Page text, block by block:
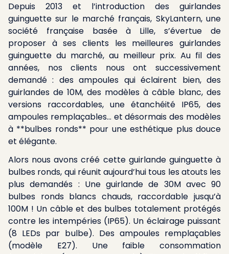
Depuis 2013 et l’introduction des guirlandes
guinguette sur le marché français, SkyLantern, une
société française basée à Lille, s’évertue de
proposer à ses clients les meilleures guirlandes
guinguette du marché, au meilleur prix. Au fil des
années, nos clients nous ont successivement
demandé : des ampoules qui éclairent bien, des
guirlandes de 10M, des modèles à câble blanc, des
versions raccordables, une étanchéité IP65, des
ampoules remplaçables… et désormais des modèles
à **bulbes ronds** pour une esthétique plus douce
et élégante.
Alors nous avons créé cette guirlande guinguette à
bulbes ronds, qui réunit aujourd’hui tous les atouts les
plus demandés : Une guirlande de 30M avec 90
bulbes ronds blancs chauds, raccordable jusqu’à
100M ! Un câble et des bulbes totalement protégés
contre les intempéries (IP65). Un éclairage puissant
(8 LEDs par bulbe). Des ampoules remplaçables
(modèle E27). Une faible consommation